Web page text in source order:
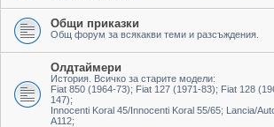
Общи приказки
Общ форум за всякакви теми и разсъждения.
Олдтаймери
История. Всичко за старите модели:
Fiat 850 (1964-73); Fiat 127 (1971-83); Fiat 128
147);
Innocenti Koral 45/Innocenti Koral 55/65; Lancia/
A112;